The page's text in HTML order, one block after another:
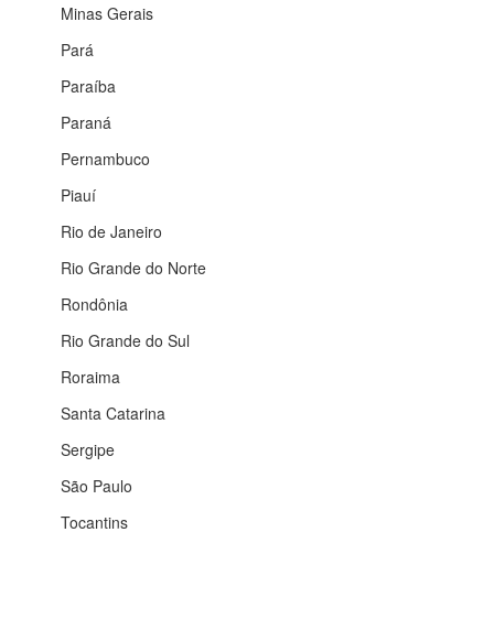
Minas Gerais
Pará
Paraíba
Paraná
Pernambuco
Piauí
Rio de Janeiro
Rio Grande do Norte
Rondônia
Rio Grande do Sul
Roraima
Santa Catarina
Sergipe
São Paulo
Tocantins